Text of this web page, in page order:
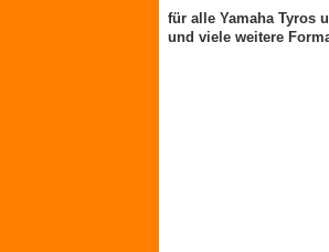
für alle Yamaha Tyros
und viele weitere